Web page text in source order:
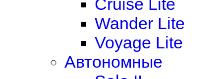
Cruise Lite
Wander Lite
Voyage Lite
Автономные